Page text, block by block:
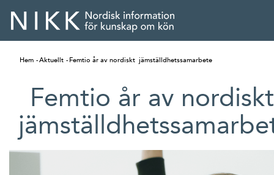
Hem Aktuellt Femtio år av nordiskt jämställdhetssamarbete
Femtio år av